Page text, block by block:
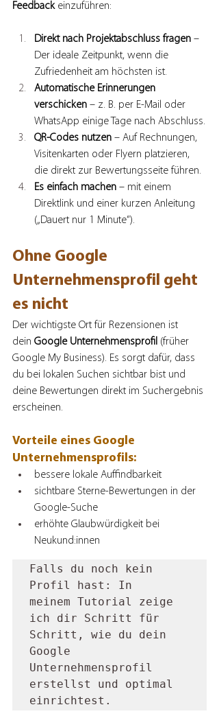
Feedback einzuführen:
Direkt nach Projektabschluss fragen –
Der ideale Zeitpunkt, wenn die
Zufriedenheit am höchsten ist.
Automatische Erinnerungen
verschicken – z. B. per E-Mail oder
WhatsApp einige Tage nach Abschluss.
QR-Codes nutzen – Auf Rechnungen,
Visitenkarten oder Flyern platzieren,
die direkt zur Bewertungsseite führen.
Es einfach machen – mit einem
Direktlink und einer kurzen Anleitung
(„Dauert nur 1 Minute“).
Ohne Google
Unternehmensprofil geht
es nicht
Der wichtigste Ort für Rezensionen ist
dein Google Unternehmensprofil (früher
Google My Business). Es sorgt dafür, dass
du bei lokalen Suchen sichtbar bist und
deine Bewertungen direkt im Suchergebnis
erscheinen.
Vorteile eines Google
Unternehmensprofils:
bessere lokale Auffindbarkeit
sichtbare Sterne-Bewertungen in der
Google-Suche
erhöhte Glaubwürdigkeit bei
Neukund:innen
Falls du noch kein
Profil hast: In
meinem Tutorial zeige
ich dir Schritt für
Schritt, wie du dein
Google
Unternehmensprofil
erstellst und optimal
einrichtest.